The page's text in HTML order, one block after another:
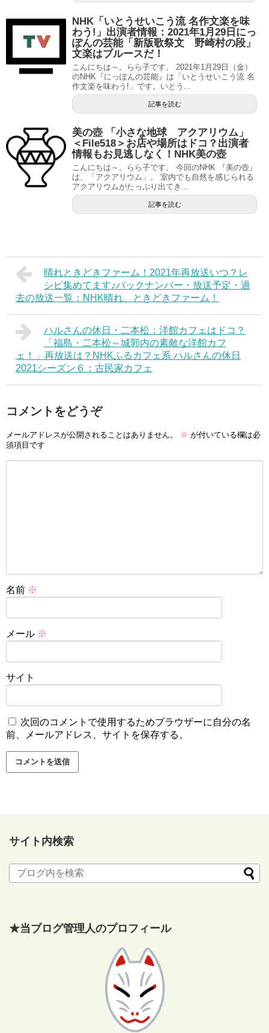
NHK「いとうせいこう流 名作文楽を味
わう!」出演者情報：2021年1月29日にっ
ぽんの芸能「新版歌祭文 野崎村の段」
文楽はブルースだ！
こんにちは～。らら子です。 2021年1月29日（金）
のNHK『にっぽんの芸能』は「いとうせいこう流 名
作文楽を味わう!」です。いとう...
記事を読む
美の壺 「小さな地球 アクアリウム」
＜File518＞お店や場所はドコ？出演者
情報もお見逃しなく！NHK美の壺
こんにちは～。らら子です。 今回のNHK 『美の壺』
は、「アクアリウム」。 室内でも自然を感じられる
アクアリウムがたっぷり出てき...
記事を読む
晴れときどきファーム！2021年再放送いつ？レ
シピ集めてます♪バックナンバー・放送予定・過
去の放送一覧：NHK晴れ、ときどきファーム！
ハルさんの休日・二本松：洋館カフェはドコ？
「福島・二本松～城郭内の素敵な洋館カフ
ェ！」再放送は？NHKふるカフェ系 ハルさんの休日
2021シーズン６：古民家カフェ
コメントをどうぞ
メールアドレスが公開されることはありません。 ※ が付いている欄は必
須項目です
名前 ※
メール ※
サイト
次回のコメントで使用するためブラウザーに自分の名
前、メールアドレス、サイトを保存する。
サイト内検索
★当ブログ管理人のプロフィール